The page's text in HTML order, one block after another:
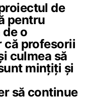
de
pentru
o
că profesorii
culmea să
mințiți și
să continue